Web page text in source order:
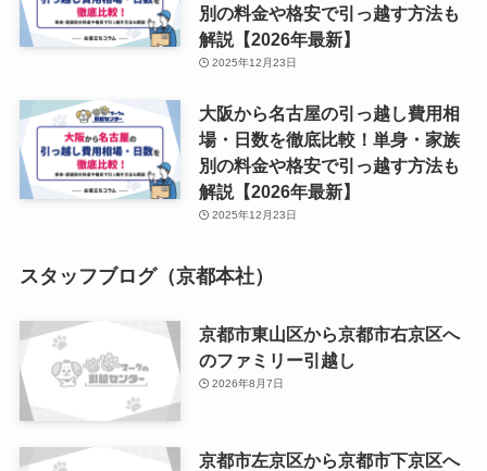
別の料金や格安で引っ越す方法も
解説【2026年最新】
2025年12月23日
大阪から名古屋の引っ越し費用相
場・日数を徹底比較！単身・家族
別の料金や格安で引っ越す方法も
解説【2026年最新】
2025年12月23日
スタッフブログ（京都本社）
京都市東山区から京都市右京区へ
のファミリー引越し
2026年8月7日
京都市左京区から京都市下京区へ